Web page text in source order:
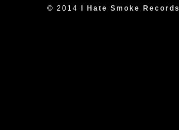
© 2014 I Hate Smoke Records